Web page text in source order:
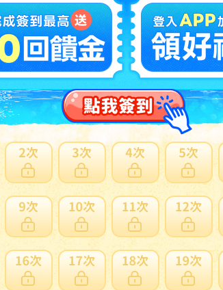
員 出價競標
用試算 問題商品反映流程
，詳細問題說明請使用商品問與答